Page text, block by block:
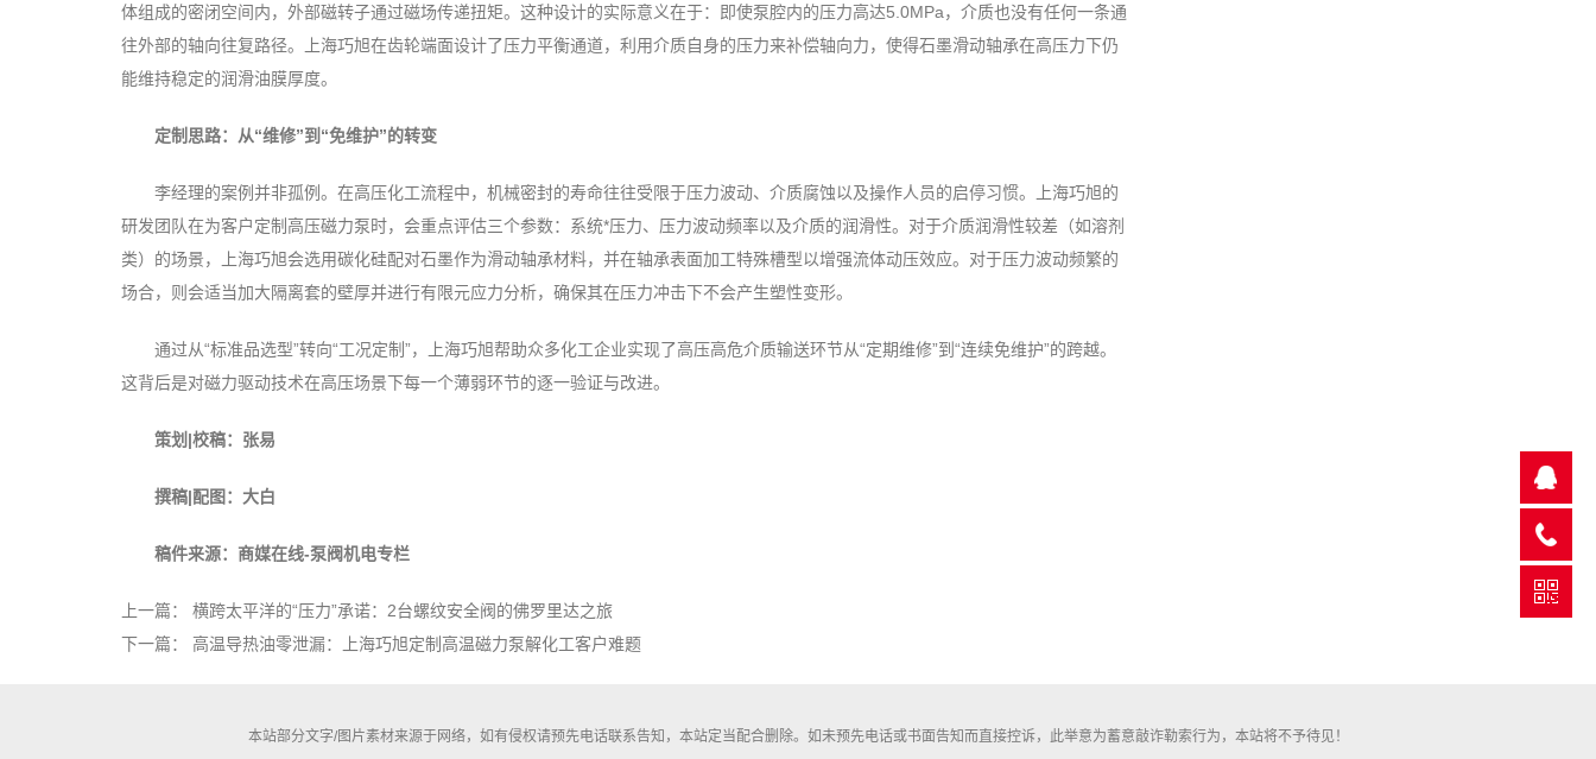
体组成的密闭空间内，外部磁转子通过磁场传递扭矩。这种设计的实际意义在于：即使泵腔内的压力高达5.0MPa，介质也没有任何一条通
往外部的轴向往复路径。上海巧旭在齿轮端面设计了压力平衡通道，利用介质自身的压力来补偿轴向力，使得石墨滑动轴承在高压力下仍
能维持稳定的润滑油膜厚度。
定制思路：从“维修”到“免维护”的转变
李经理的案例并非孤例。在高压化工流程中，机械密封的寿命往往受限于压力波动、介质腐蚀以及操作人员的启停习惯。上海巧旭的
研发团队在为客户定制高压磁力泵时，会重点评估三个参数：系统*压力、压力波动频率以及介质的润滑性。对于介质润滑性较差（如溶剂
类）的场景，上海巧旭会选用碳化硅配对石墨作为滑动轴承材料，并在轴承表面加工特殊槽型以增强流体动压效应。对于压力波动频繁的
场合，则会适当加大隔离套的壁厚并进行有限元应力分析，确保其在压力冲击下不会产生塑性变形。
通过从“标准品选型”转向“工况定制”，上海巧旭帮助众多化工企业实现了高压高危介质输送环节从“定期维修”到“连续免维护”的跨越。
这背后是对磁力驱动技术在高压场景下每一个薄弱环节的逐一验证与改进。
策划|校稿：张易
撰稿|配图：大白
稿件来源：商媒在线-泵阀机电专栏
上一篇： 横跨太平洋的“压力”承诺：2台螺纹安全阀的佛罗里达之旅
下一篇： 高温导热油零泄漏：上海巧旭定制高温磁力泵解化工客户难题
本站部分文字/图片素材来源于网络，如有侵权请预先电话联系告知，本站定当配合删除。如未预先电话或书面告知而直接控诉，此举意为蓄意敲诈勒索行为，本站将不予待见！